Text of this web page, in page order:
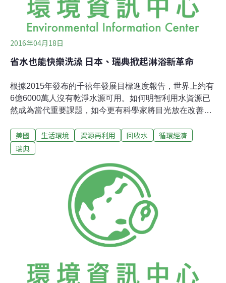
2016年04月18日
省水也能快樂洗澡 日本、瑞典掀起淋浴新革命
根據2015年發布的千禧年發展目標進度報告，世界上約有
6億6000萬人沒有乾淨水源可用。如何明智利用水資源已
然成為當代重要課題，如今更有科學家將目光放在改善沐
省水目的。美國國家環境保護局水意識計畫（WaterSense
program）家庭與建物技術協調員尚恩（Jonah Schein）
9.46 公升的水量，但其中約20%的水沒有真正用來沖洗，
而是在抹肥皂過程中白白流掉。最簡單的省水方式是當你
沒有真的在沖水時，就把水龍頭關掉。即使如此，淋浴仍
會消耗大量的水和能源。而根據美國能源部旗下的勞倫斯
柏克利國家實驗室（Lawrence Berkeley National
Laboratory）的一項研究，洗澡水浪費的比例應該更高，
應有30%的洗澡水和41%的「熱水能」（hot water energ
美國 生活環境 資源再利用 回收水
循環經濟
瑞典